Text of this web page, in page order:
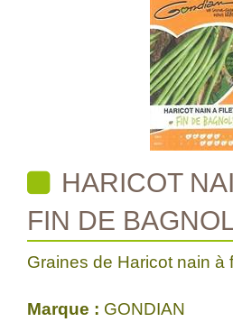
HARICOT
FIN DE
Graines de Haricot nain à
Marque : GONDIAN